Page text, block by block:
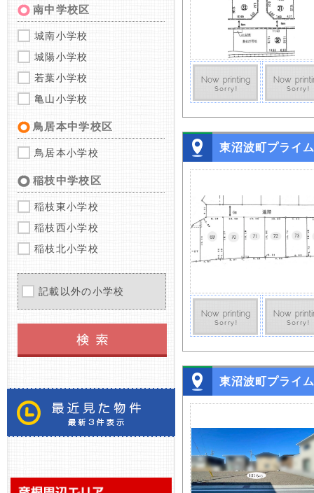
東沼波町プライ
東沼波町プライ
南中学校区
城南小学校
城陽小学校
若葉小学校
亀山小学校
鳥居本中学校区
鳥居本小学校
稲枝中学校区
稲枝東小学校
稲枝西小学校
稲枝北小学校
記載以外の小学校